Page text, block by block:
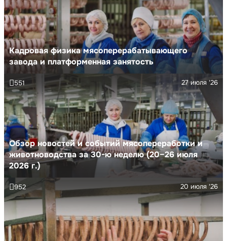
Кадровая физика мясоперерабатывающего
завода и платформенная занятость
Обзор новостей и событий мясопереработки и
животноводства за 30-ю неделю (20–26 июля
2026 г.)
27 июля '26
551
20 июля '26
952